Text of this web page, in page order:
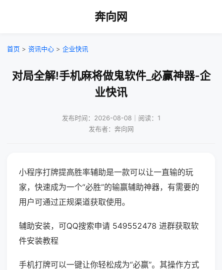
奔向网
首页 > 资讯中心 > 企业快讯
对局全解!手机麻将做鬼软件_必赢神器-企
业快讯
发布时间：2026-08-08｜阅读：1
发布者：奔向网
小程序打牌提高胜率辅助是一款可以让一直输的玩
家，快速成为一个“必胜”的输赢辅助神器，有需要的
用户可通过正规渠道获取使用。
辅助安装，可QQ搜索申请 549552478 进群获取软
件安装教程
手机打牌可以一键让你轻松成为“必赢”。其操作方式